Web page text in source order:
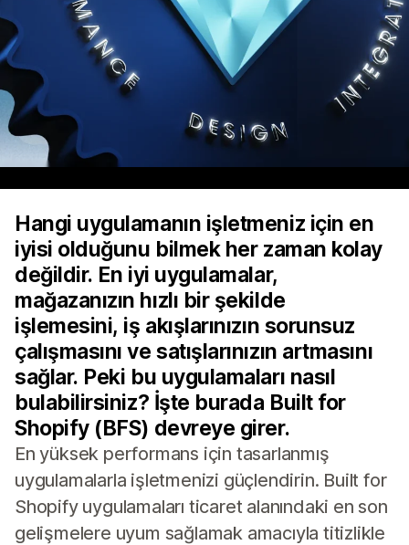
Hangi uygulamanın işletmeniz için en
iyisi olduğunu bilmek her zaman kolay
değildir. En iyi uygulamalar,
mağazanızın hızlı bir şekilde
işlemesini, iş akışlarınızın sorunsuz
çalışmasını ve satışlarınızın artmasını
sağlar. Peki bu uygulamaları nasıl
bulabilirsiniz? İşte burada Built for
Shopify (BFS) devreye girer.
En yüksek performans için tasarlanmış
uygulamalarla işletmenizi güçlendirin. Built for
Shopify uygulamaları ticaret alanındaki en son
gelişmelere uyum sağlamak amacıyla titizlikle